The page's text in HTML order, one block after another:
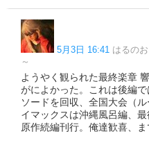
5月3日 16:41 はるの
～
ようやく観られた最終楽章
がによかった。これは後編
ソードを回収、全国大会（
イマックスは沖縄風呂編、
原作続編刊行。俺達歓喜、